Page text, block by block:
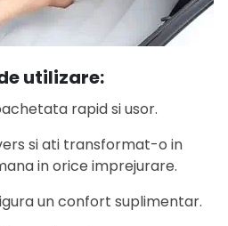
utilizare:
rapid si usor.
si ati transformat-o in
in orice imprejurare.
un confort suplimentar.